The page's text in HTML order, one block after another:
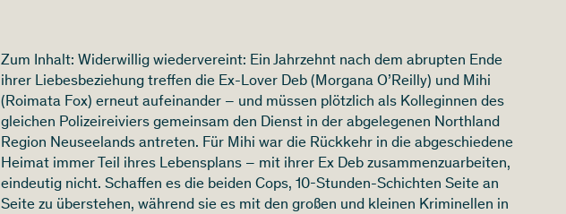
Zum Inhalt: Widerwillig wiedervereint: Ein Jahrzehnt nach dem abrupten Ende
ihrer Liebesbeziehung treffen die Ex-Lover Deb (Morgana O’Reilly) und Mihi
(Roimata Fox) erneut aufeinander – und müssen plötzlich als Kolleginnen des
gleichen Polizeireiviers gemeinsam den Dienst in der abgelegenen Northland
Region Neuseelands antreten. Für Mihi war die Rückkehr in die abgeschiedene
Heimat immer Teil ihres Lebensplans – mit ihrer Ex Deb zusammenzuarbeiten,
eindeutig nicht. Schaffen es die beiden Cops, 10-Stunden-Schichten Seite an
Seite zu überstehen, während sie es mit den großen und kleinen Kriminellen in